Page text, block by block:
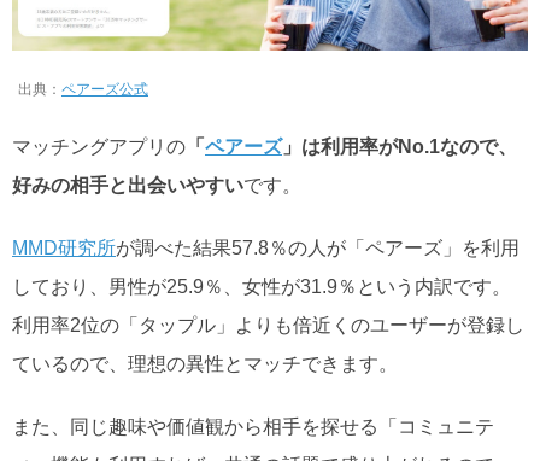
出典： ペアーズ公式
マッチングアプリの 「 ペアーズ」は利用率がNo.1なので、
好みの相手と出会いやすいです。
MMD研究所が調べた結果57.8％の人が「ペアーズ」を利用
しており、男性が25.9％、女性が31.9％という内訳です。
利用率2位の「タップル」よりも倍近くのユーザーが登録し
ているので、理想の異性とマッチできます。
また、同じ趣味や価値観から相手を探せる「コミュニテ